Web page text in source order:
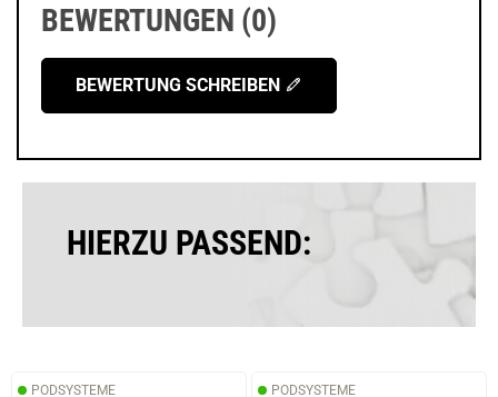
BEWERTUNGEN (0)
BEWERTUNG SCHREIBEN
HIERZU PASSEND:
PODSYSTEME PODSYSTEME